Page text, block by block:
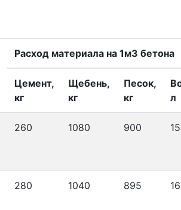
Расход материала на 1м3 бетона
Цемент,
кг
Щебень,
кг
Песок,
кг
л
260 1080 900
280 1040 895